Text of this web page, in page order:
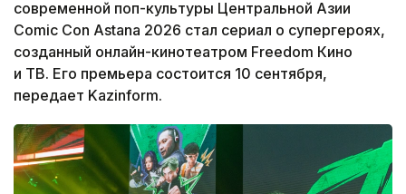
современной поп-культуры Центральной Азии
Comic Con Astana 2026 стал сериал о супергероях,
созданный онлайн-кинотеатром Freedom Кино
и ТВ. Его премьера состоится 10 сентября,
передает Kazinform.